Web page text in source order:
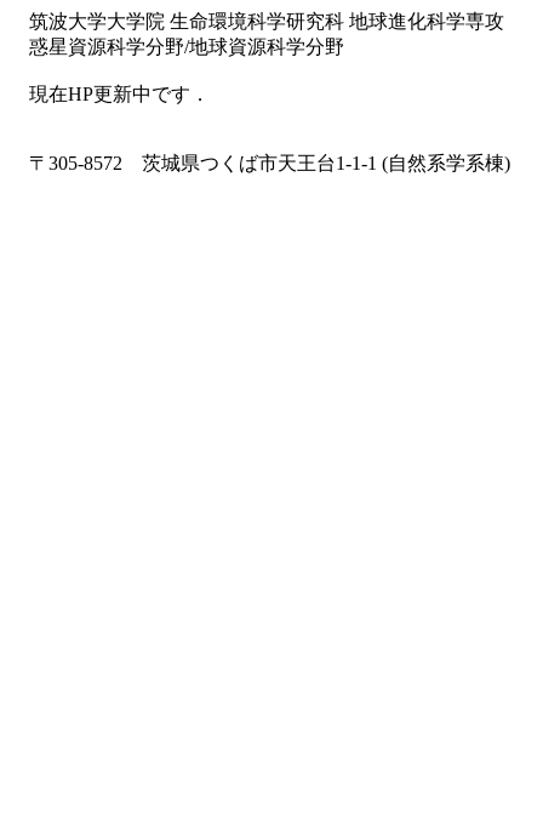
筑波大学大学院 生命環境科学研究科 地球進化科学専攻
惑星資源科学分野/地球資源科学分野
現在HP更新中です．
〒305-8572 茨城県つくば市天王台1-1-1 (自然系学系棟)